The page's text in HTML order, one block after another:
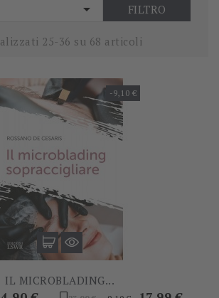
 FILTRO
25-36 su 68 articoli
-9,10 €
IL MICROBLADING...